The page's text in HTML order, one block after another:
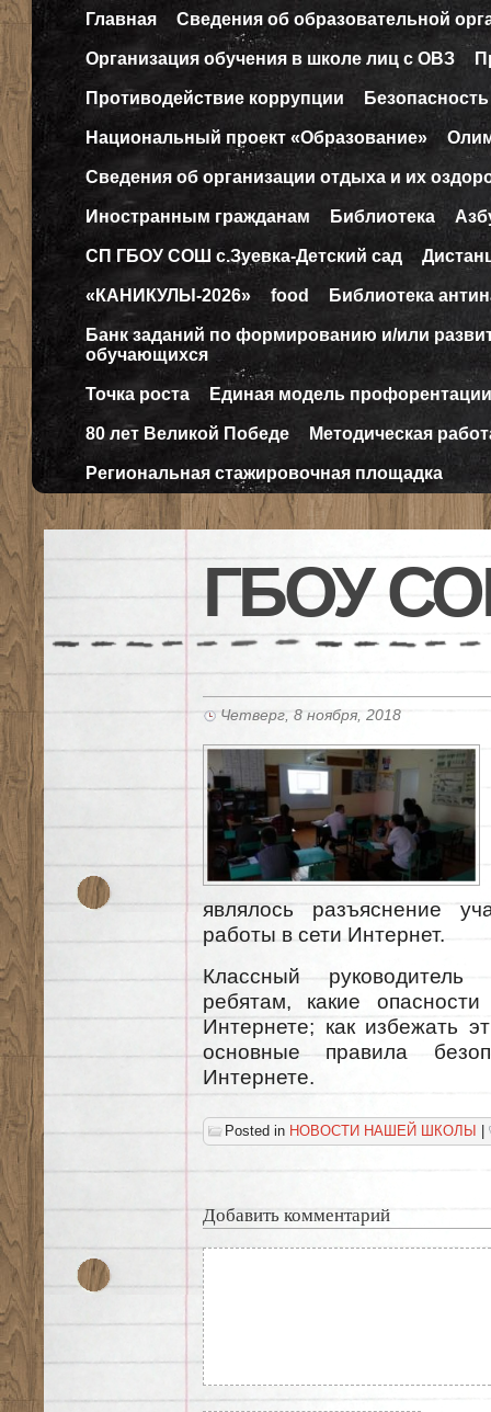
Главная Сведения об образовательной
Организация обучения в школе лиц с ОВЗ
Противодействие коррупции Безопасность
Национальный проект «Образование»
Сведения об организации отдыха и их
Иностранным гражданам Библиотека
СП ГБОУ СОШ с.Зуевка-Детский сад
«КАНИКУЛЫ-2026» food Библиотека
Банк заданий по формированию и/или
обучающихся
Точка роста Единая модель профорентации
80 лет Великой Победе Методическая
Региональная стажировочная площадка
ГБОУ
Четверг, 8 ноября, 2018
являлось разъяснение
работы в сети Интернет.
Классный
ребятам, какие
Интернете; как избежать
основные правила
Интернете.
Posted in НОВОСТИ НАШЕЙ ШКОЛЫ |
Добавить комментарий